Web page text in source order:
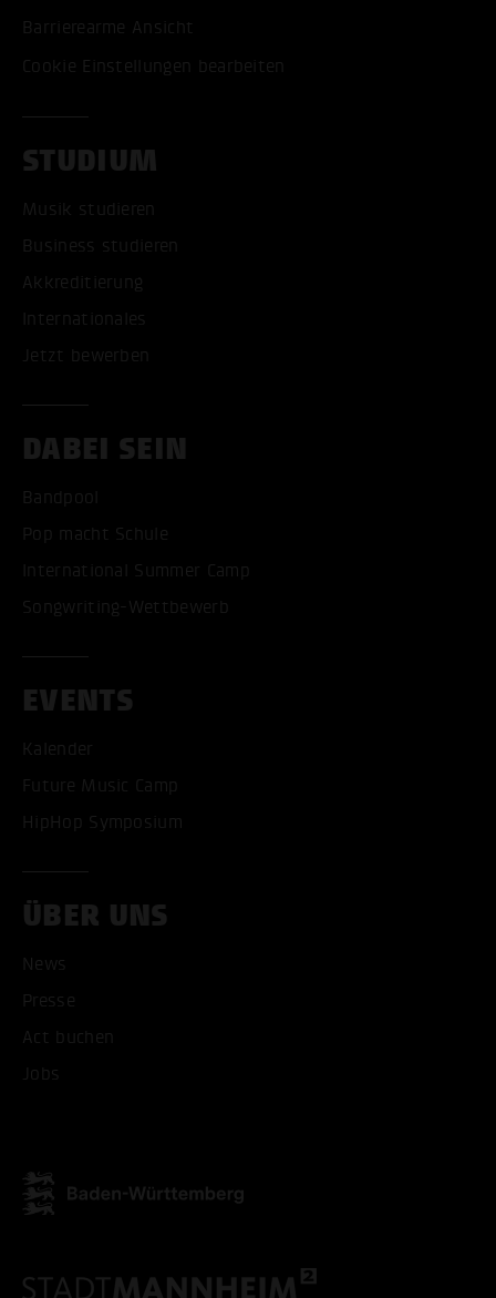
Barrierearme Ansicht
Cookie Einstellungen bearbeiten
STUDIUM
Musik studieren
Business studieren
Akkreditierung
Internationales
Jetzt bewerben
DABEI SEIN
Bandpool
Pop macht Schule
International Summer Camp
Songwriting-Wettbewerb
EVENTS
Kalender
Future Music Camp
HipHop Symposium
ÜBER UNS
News
Presse
Act buchen
Jobs